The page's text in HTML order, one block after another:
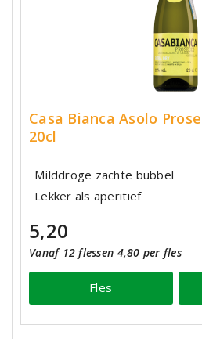
Casa Bianca Asolo
20cl
Milddroge zachte bubbel
Lekker als aperitief
5,20
Vanaf 12 flessen 4,80 per fles
Fles